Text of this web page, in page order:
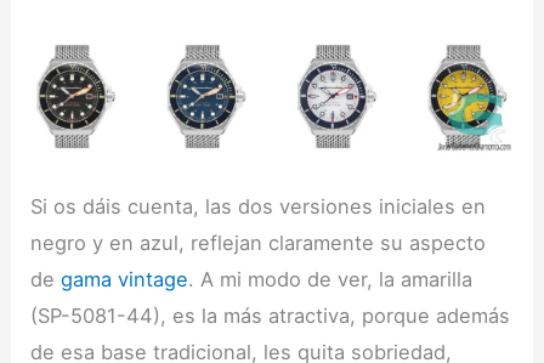
Si os dáis cuenta, las dos versiones iniciales en
negro y en azul, reflejan claramente su aspecto
degama vintage. A mi modo de ver, la amarilla
(SP-5081-44), es la más atractiva, porque además
de esa base tradicional, les quita sobriedad,